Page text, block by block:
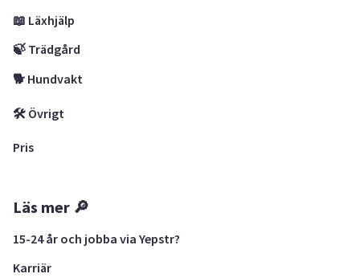
📖 Läxhjälp
🍃 Trädgård
🐕 Hundvakt
🛠 Övrigt
Pris
Läs mer 🔎
15-24 år och jobba via Yepstr?
Karriär